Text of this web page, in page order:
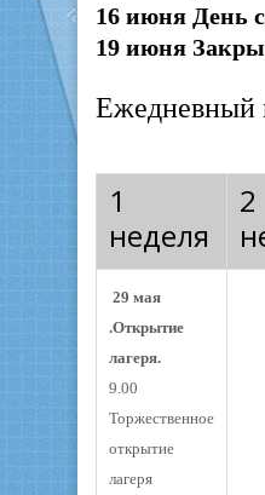
16 июня День
19 июня
Ежедневный
1
неделя
2
29 мая
.Открытие
лагеря.
9.00
Торжественное
открытие
лагеря